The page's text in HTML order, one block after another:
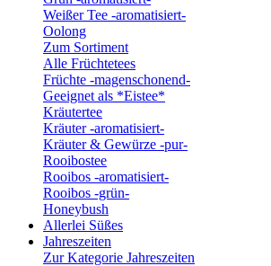
Weißer Tee -aromatisiert-
Oolong
Zum Sortiment
Alle Früchtetees
Früchte -magenschonend-
Geeignet als *Eistee*
Kräutertee
Kräuter -aromatisiert-
Kräuter & Gewürze -pur-
Rooibostee
Rooibos -aromatisiert-
Rooibos -grün-
Honeybush
Allerlei Süßes
Jahreszeiten
Zur Kategorie Jahreszeiten